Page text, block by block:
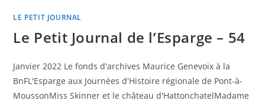
LE PETIT JOURNAL
Le Petit Journal de l’Esparge – 54
Janvier 2022 Le fonds d'archives Maurice Genevoix à la
BnFL'Esparge aux Journées d'Histoire régionale de Pont-à-
MoussonMiss Skinner et le château d'HattonchatelMadame